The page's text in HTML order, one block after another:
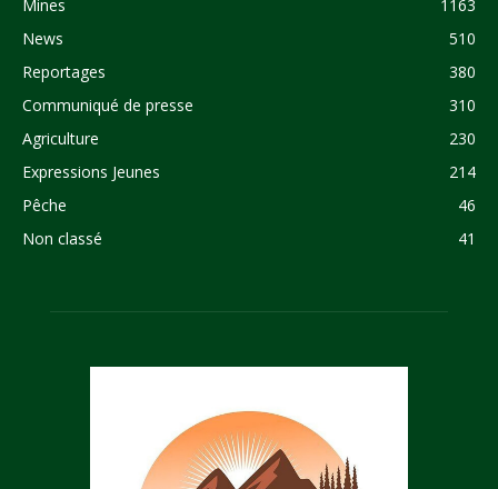
Mines
1163
News
510
Reportages
380
Communiqué de presse
310
Agriculture
230
Expressions Jeunes
214
Pêche
46
Non classé
41